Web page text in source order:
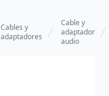
Cables y
adaptadores
Cable y
adaptador
audio